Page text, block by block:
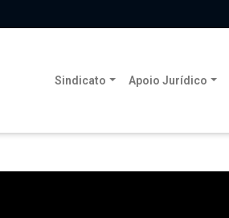
Sindicato Apoio Jurídico